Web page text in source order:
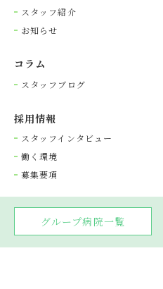
スタッフ紹介
お知らせ
コラム
スタッフブログ
採⽤情報
スタッフインタビュー
働く環境
募集要項
Copyright © 光が丘動物病院
グループ病院一覧